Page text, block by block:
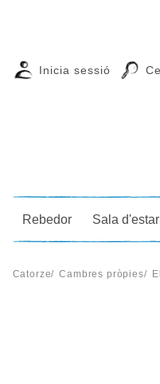
Inicia sessió
Rebedor Sala d'estar
Catorze/ Cambres pròpies/